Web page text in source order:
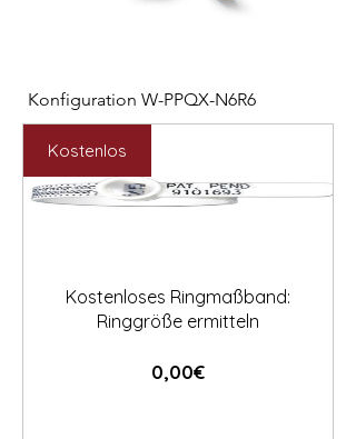
Konfiguration W-PPQX-N6R6
Preis
2.127,00 €
Preis
Kostenlos
Kostenloses Ringmaßband:
Ringgröße ermitteln
0,00€Preis